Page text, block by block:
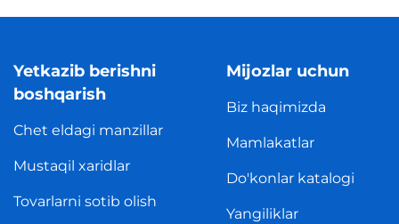
Yetkazib berishni
boshqarish
Chet eldagi manzillar
Mustaqil xaridlar
Tovarlarni sotib olish
Mijozlar uchun
Biz haqimizda
Mamlakatlar
Do'konlar katalogi
Yangiliklar